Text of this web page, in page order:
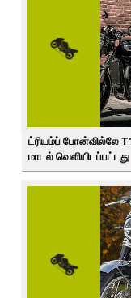
ட்ரியம்ப் போன்வில்லே
மாடல் வெளியிடப்பட்டது